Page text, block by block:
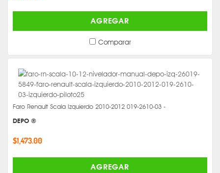
AGREGAR
Comparar
Faro Renault Scala Izquierdo 2010-2012 019-2610-03 -
DEPO ®
$1,473.00
AGREGAR